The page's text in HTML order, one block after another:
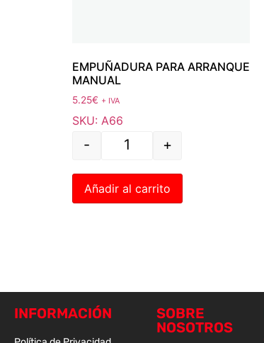
EMPUÑADURA PARA ARRANQUE
MANUAL
5.25€ + IVA
SKU: A66
- +
Añadir al carrito
INFORMACIÓN
SOBRE
NOSOTROS